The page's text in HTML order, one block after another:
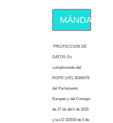
MÁNDAME
“PROTECCION DE
DATOS: En
cumplimiento del
RGPD (UE) 2016/679
del Parlamento
Europeo y del Consejo
de 27 de abril de 2016
y la LO 3/2018 de 5 de